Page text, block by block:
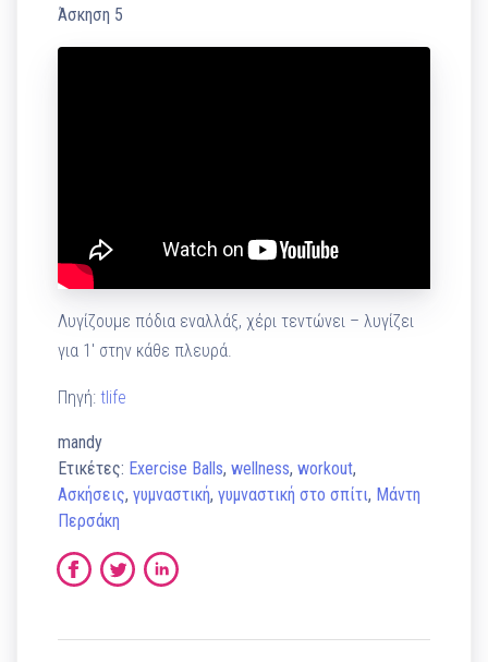
Άσκηση 5
Λυγίζουμε πόδια εναλλάξ, χέρι τεντώνει – λυγίζει
για 1′ στην κάθε πλευρά.
Πηγή:tlife
mandy
Ετικέτες: Exercise Balls,wellness,workout,
Ασκήσεις,γυμναστική,γυμναστική στο σπίτι, Μάντη
Περσάκη